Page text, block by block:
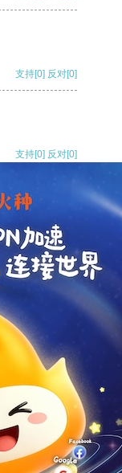
支持[0] 反对[0]
支持[0] 反对[0]
支持[0] 反对
支持
反对 [0]